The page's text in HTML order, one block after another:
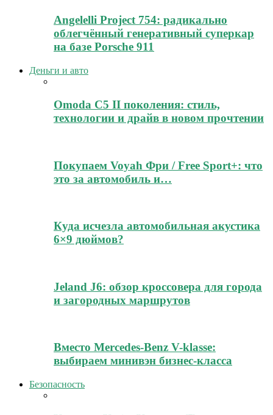
Angelelli Project 754: радикально
облегчённый генеративный суперкар
на базе Porsche 911
Деньги и авто
Omoda C5 II поколения: стиль,
технологии и драйв в новом прочтении
Покупаем Voyah Фри / Free Sport+: что
это за автомобиль и…
Куда исчезла автомобильная акустика
6×9 дюймов?
Jeland J6: обзор кроссовера для города
и загородных маршрутов
Вместо Mercedes-Benz V-klasse:
выбираем минивэн бизнес-класса
Безопасность